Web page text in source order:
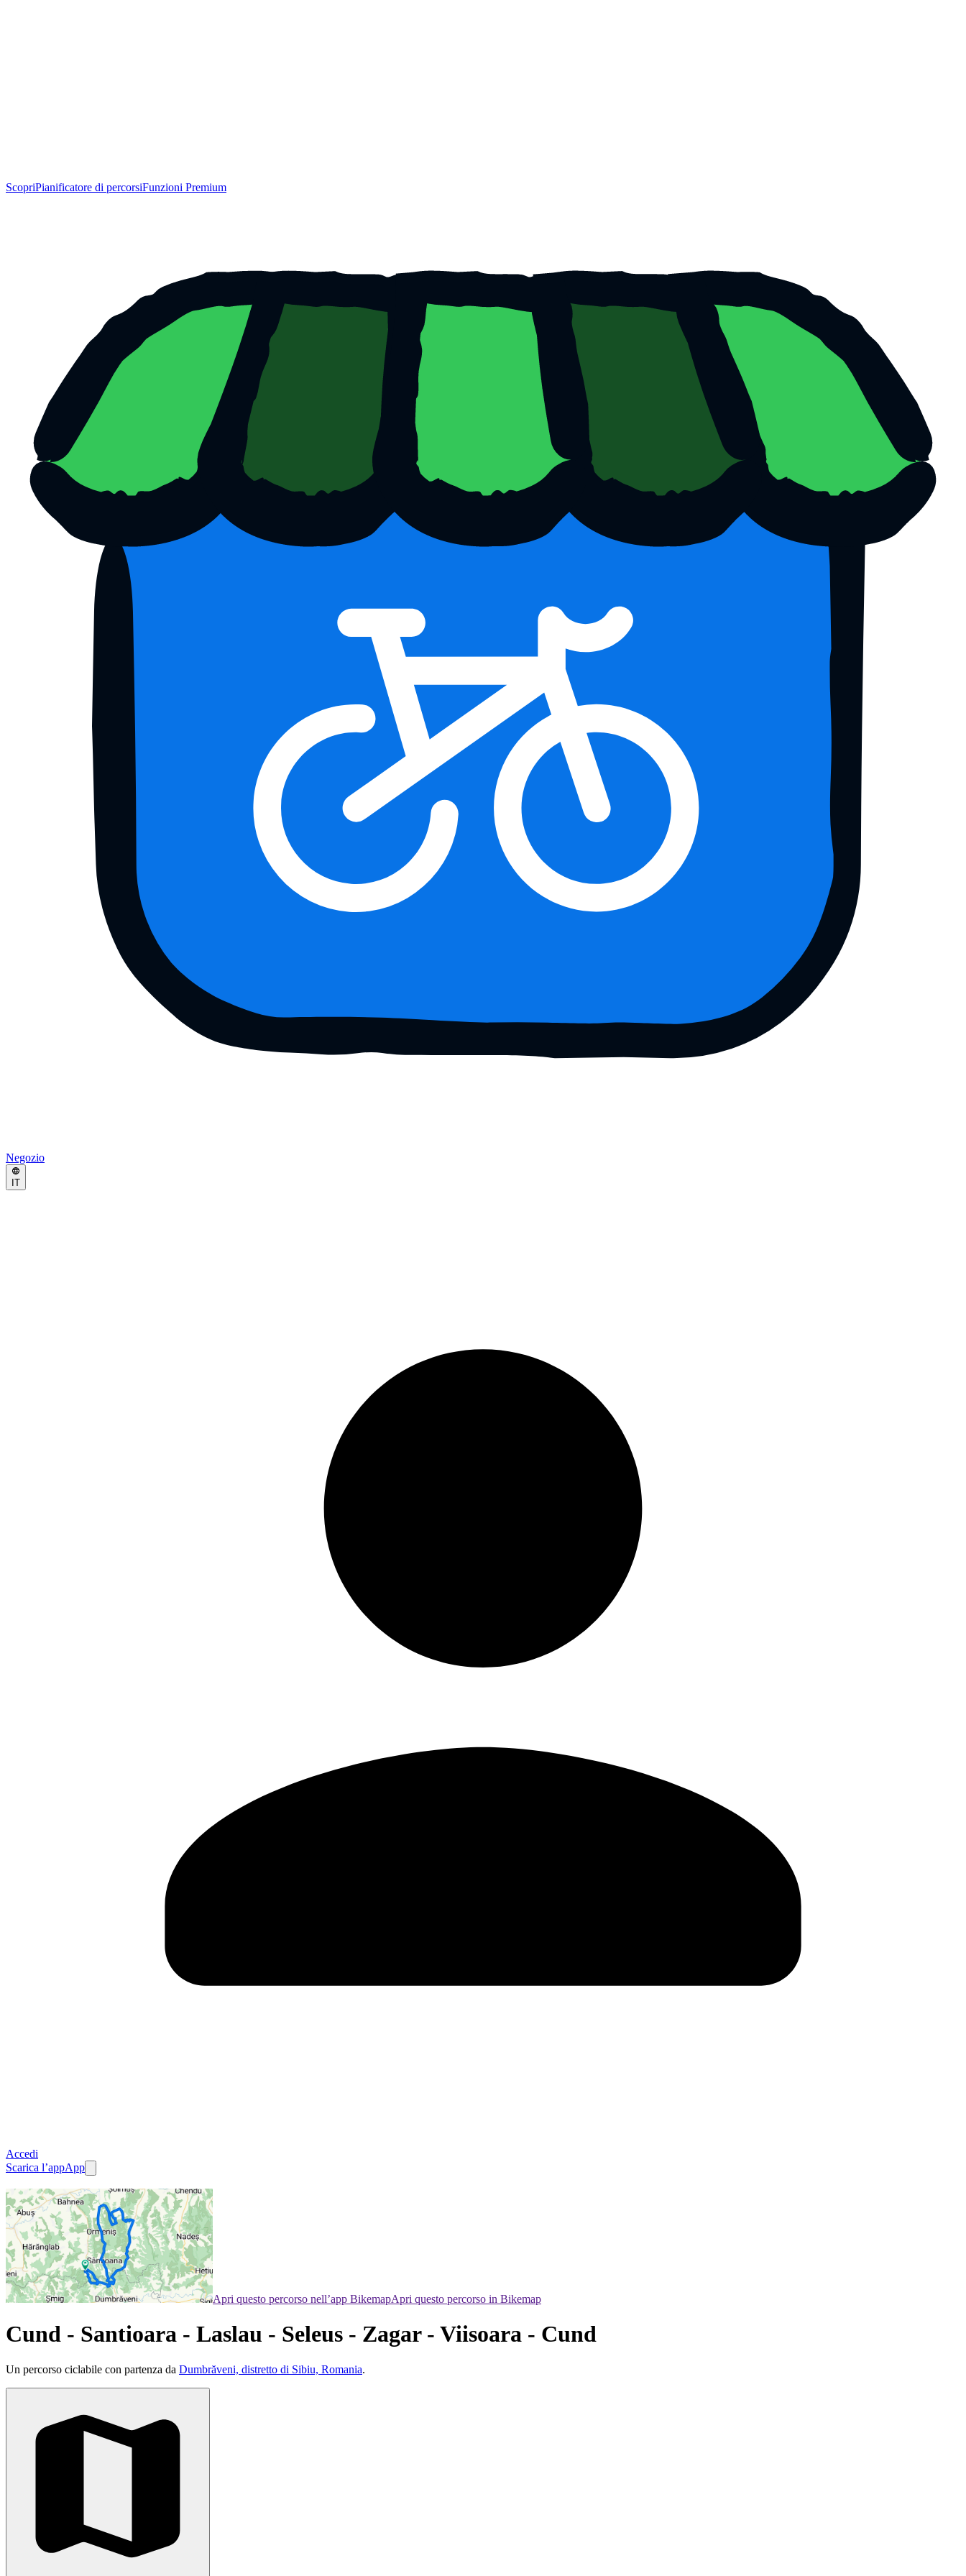
ScopriPianificatore di percorsiFunzioni Premium
Negozio
IT
Accedi
Scarica l’appApp
Apri questo percorso nell’app BikemapApri questo percorso in Bikemap
Cund - Santioara - Laslau - Seleus - Zagar - Viisoara - Cund
Un percorso ciclabile con partenza da Dumbrăveni, distretto di Sibiu, Romania.